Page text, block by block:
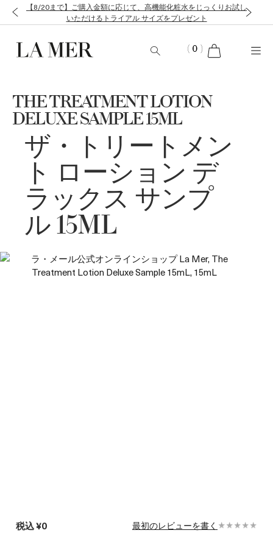
【8/20まで】ご購入金額に応じて、高機能化粧水をじっくりお試し
いただけるトライアル サイズをプレゼント
cart
( 0 )
THE TREATMENT LOTION
DELUXE SAMPLE 15ML
ザ・トリートメン
ト ローション デ
ラックス サンプ
ル 15ML
税込¥0 最初のレビューを書く